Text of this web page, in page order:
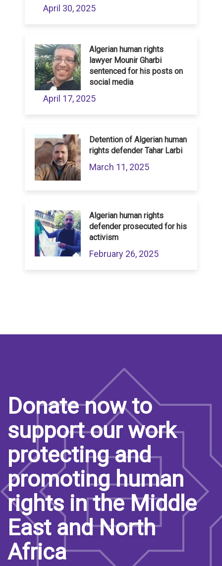
April 30, 2025
Algerian human rights
lawyer Mounir Gharbi
sentenced for his posts on
social media
April 17, 2025
Detention of Algerian human
rights defender Tahar Larbi
March 11, 2025
Algerian human rights
defender prosecuted for his
activism
February 26, 2025
Donate now to
support our work
protecting and
promoting human
rights in the Middle
East and North
Africa